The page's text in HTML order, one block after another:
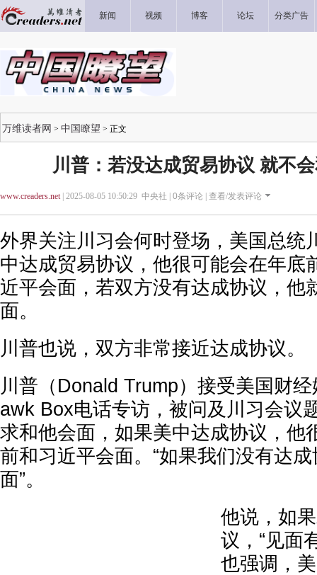
新闻 视频 博客 论坛 分类广告
万维读者网 > 中国瞭望 > 正文
川普：若没达成贸易协议 就不
www.creaders.net| 2025-08-05 10:50:29 中央社 | 0条评论 | 查看/发表评论
外界关注川习会何时登场，美国总统
中达成贸易协议，他很可能会在年底
近平会面，若双方没有达成协议，他
面。
川普也说，双方非常接近达成协议。
川普（Donald Trump）接受美国财
awk Box电话专访，被问及川习会议
求和他会面，如果美中达成协议，他
前和习近平会面。“如果我们没有达
面”。
他说，如
议，“见面
也强调，